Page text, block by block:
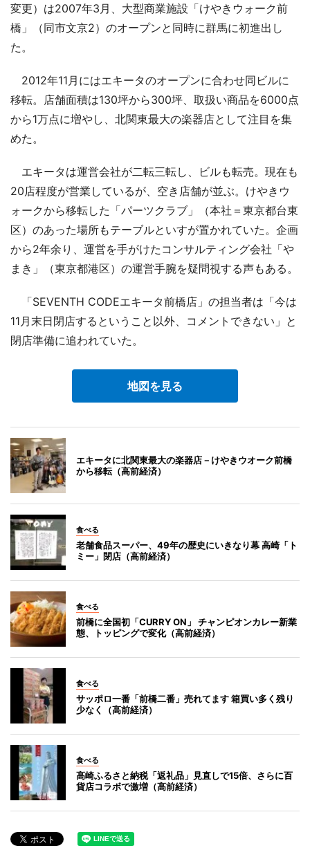
変更）は2007年3月、大型商業施設「けやきウォーク前
橋」（同市文京2）のオープンと同時に群馬に初進出し
た。
2012年11月にはエキータのオープンに合わせ同ビルに
移転。店舗面積は130坪から300坪、取扱い商品を6000点
から1万点に増やし、北関東最大の楽器店として注目を集
めた。
エキータは運営会社が二転三転し、ビルも転売。現在も
20店程度が営業しているが、空き店舗が並ぶ。けやきウ
ォークから移転した「パーツクラブ」（本社＝東京都台東
区）のあった場所もテーブルといすが置かれていた。企画
から2年余り、運営を手がけたコンサルティング会社「や
まき」（東京都港区）の運営手腕を疑問視する声もある。
「SEVENTH CODEエキータ前橋店」の担当者は「今は
11月末日閉店するということ以外、コメントできない」と
閉店準備に追われていた。
地図を見る
エキータに北関東最大の楽器店－けやきウオーク前橋
から移転（高前経済）
食べる
老舗食品スーパー、49年の歴史にいきなり幕 高崎「ト
ミー」閉店（高前経済）
食べる
前橋に全国初「CURRY ON」 チャンピオンカレー新業
態、トッピングで変化（高前経済）
食べる
サッポロ一番「前橋二番」売れてます 箱買い多く残り
少なく（高前経済）
食べる
高崎ふるさと納税「返礼品」見直しで15倍、さらに百
貨店コラボで激増（高前経済）